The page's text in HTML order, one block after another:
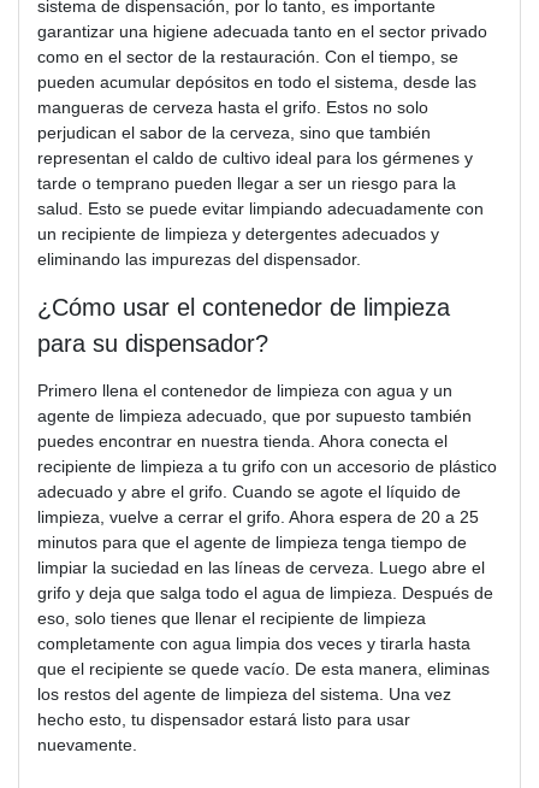
sistema de dispensación, por lo tanto, es importante
garantizar una higiene adecuada tanto en el sector privado
como en el sector de la restauración. Con el tiempo, se
pueden acumular depósitos en todo el sistema, desde las
mangueras de cerveza hasta el grifo. Estos no solo
perjudican el sabor de la cerveza, sino que también
representan el caldo de cultivo ideal para los gérmenes y
tarde o temprano pueden llegar a ser un riesgo para la
salud. Esto se puede evitar limpiando adecuadamente con
un recipiente de limpieza y detergentes adecuados y
eliminando las impurezas del dispensador.
¿Cómo usar el contenedor de limpieza
para su dispensador?
Primero llena el contenedor de limpieza con agua y un
agente de limpieza adecuado, que por supuesto también
puedes encontrar en nuestra tienda. Ahora conecta el
recipiente de limpieza a tu grifo con un accesorio de plástico
adecuado y abre el grifo. Cuando se agote el líquido de
limpieza, vuelve a cerrar el grifo. Ahora espera de 20 a 25
minutos para que el agente de limpieza tenga tiempo de
limpiar la suciedad en las líneas de cerveza. Luego abre el
grifo y deja que salga todo el agua de limpieza. Después de
eso, solo tienes que llenar el recipiente de limpieza
completamente con agua limpia dos veces y tirarla hasta
que el recipiente se quede vacío. De esta manera, eliminas
los restos del agente de limpieza del sistema. Una vez
hecho esto, tu dispensador estará listo para usar
nuevamente.